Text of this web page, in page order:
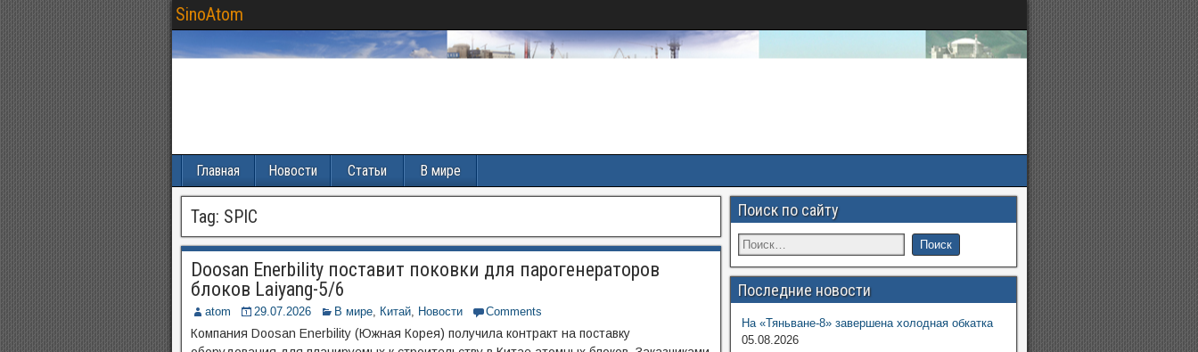
SinoAtom
Главная Новости Статьи В мире
Tag: SPIC
Doosan Enerbility поставит поковки для парогенераторов
блоков Laiyang-5/6
atom 29.07.2026 В мире, Китай, Новости Comments
Компания Doosan Enerbility (Южная Корея) получила контракт на поставку
Поиск по сайту
Последние новости
На «Тяньване-8» завершена холодная обкатка
05.08.2026